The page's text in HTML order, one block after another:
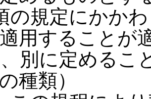
規定にかか
用することが
別に定めるこ
種類）